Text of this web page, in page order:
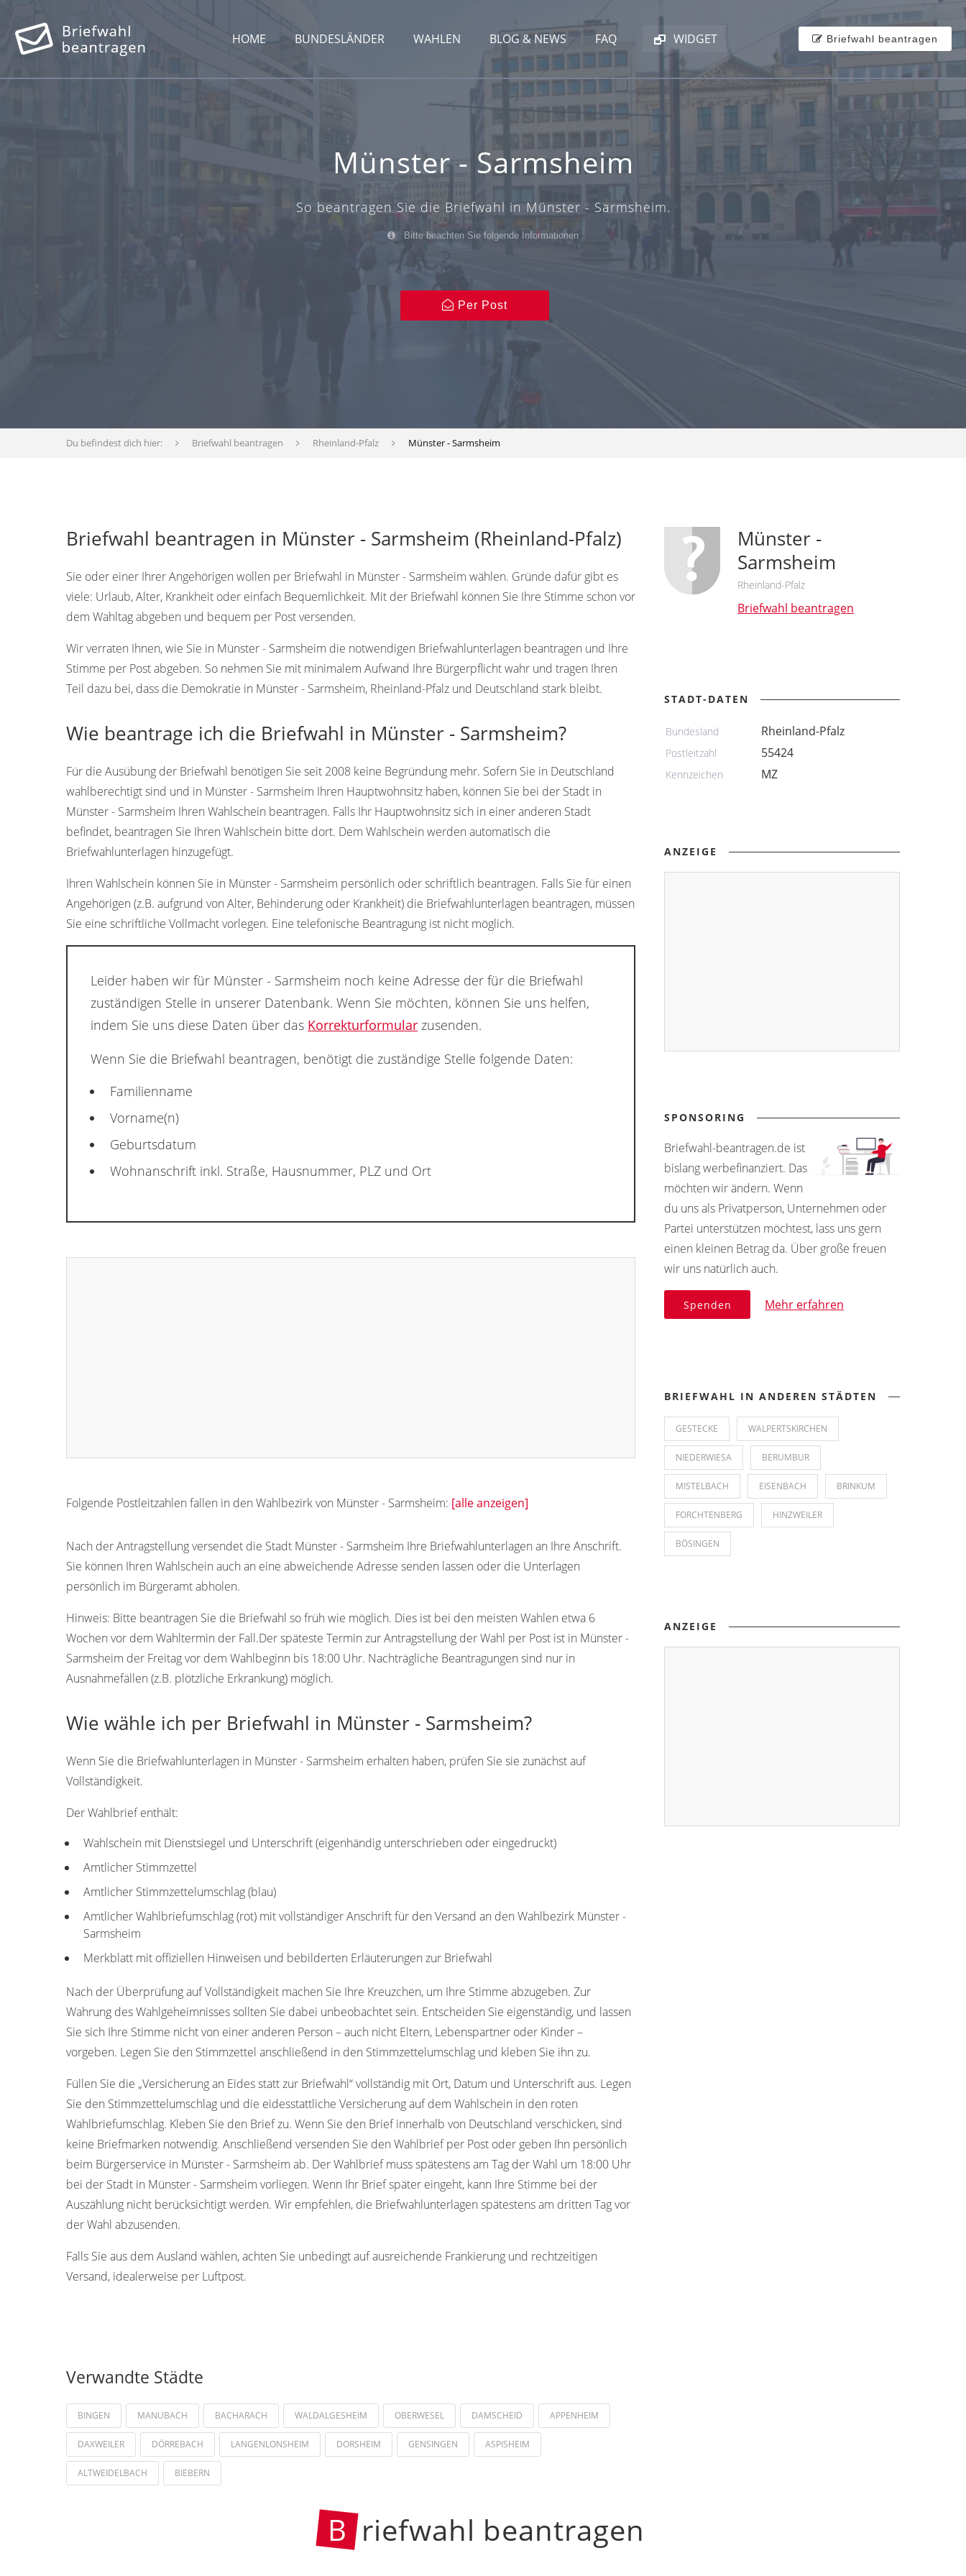
HOME BUNDESLÄNDER WAHLEN BLOG & NEWS FAQ WIDGET Briefwahl beantragen
Münster - Sarmsheim
So beantragen Sie die Briefwahl in Münster - Sarmsheim.
Bitte beachten Sie folgende Informationen
Per Post
Du befindest dich hier: Briefwahl beantragen Rheinland-Pfalz Münster - Sarmsheim
Briefwahl beantragen in Münster - Sarmsheim (Rheinland-Pfalz)
Sie oder einer Ihrer Angehörigen wollen per Briefwahl in Münster - Sarmsheim wählen. Gründe dafür gibt es
viele: Urlaub, Alter, Krankheit oder einfach Bequemlichkeit. Mit der Briefwahl können Sie Ihre Stimme schon vor
dem Wahltag abgeben und bequem per Post versenden.
Wir verraten Ihnen, wie Sie in Münster - Sarmsheim die notwendigen Briefwahlunterlagen beantragen und Ihre
Stimme per Post abgeben. So nehmen Sie mit minimalem Aufwand Ihre Bürgerpflicht wahr und tragen Ihren
Teil dazu bei, dass die Demokratie in Münster - Sarmsheim, Rheinland-Pfalz und Deutschland stark bleibt.
Wie beantrage ich die Briefwahl in Münster - Sarmsheim?
Für die Ausübung der Briefwahl benötigen Sie seit 2008 keine Begründung mehr. Sofern Sie in Deutschland
wahlberechtigt sind und in Münster - Sarmsheim Ihren Hauptwohnsitz haben, können Sie bei der Stadt in
Münster - Sarmsheim Ihren Wahlschein beantragen. Falls Ihr Hauptwohnsitz sich in einer anderen Stadt
befindet, beantragen Sie Ihren Wahlschein bitte dort. Dem Wahlschein werden automatisch die
Briefwahlunterlagen hinzugefügt.
Ihren Wahlschein können Sie in Münster - Sarmsheim persönlich oder schriftlich beantragen. Falls Sie für einen
Angehörigen (z.B. aufgrund von Alter, Behinderung oder Krankheit) die Briefwahlunterlagen beantragen, müssen
Sie eine schriftliche Vollmacht vorlegen. Eine telefonische Beantragung ist nicht möglich.
Leider haben wir für Münster - Sarmsheim noch keine Adresse der für die Briefwahl
zuständigen Stelle in unserer Datenbank. Wenn Sie möchten, können Sie uns helfen,
indem Sie uns diese Daten über das Korrekturformular zusenden.
Wenn Sie die Briefwahl beantragen, benötigt die zuständige Stelle folgende Daten:
Familienname
Vorname(n)
Geburtsdatum
Wohnanschrift inkl. Straße, Hausnummer, PLZ und Ort
Folgende Postleitzahlen fallen in den Wahlbezirk von Münster - Sarmsheim: [alle anzeigen]
Nach der Antragstellung versendet die Stadt Münster - Sarmsheim Ihre Briefwahlunterlagen an Ihre Anschrift.
Sie können Ihren Wahlschein auch an eine abweichende Adresse senden lassen oder die Unterlagen
persönlich im Bürgeramt abholen.
Hinweis: Bitte beantragen Sie die Briefwahl so früh wie möglich. Dies ist bei den meisten Wahlen etwa 6
Wochen vor dem Wahltermin der Fall.Der späteste Termin zur Antragstellung der Wahl per Post ist in Münster -
Sarmsheim der Freitag vor dem Wahlbeginn bis 18:00 Uhr. Nachträgliche Beantragungen sind nur in
Ausnahmefällen (z.B. plötzliche Erkrankung) möglich.
Wie wähle ich per Briefwahl in Münster - Sarmsheim?
Wenn Sie die Briefwahlunterlagen in Münster - Sarmsheim erhalten haben, prüfen Sie sie zunächst auf
Vollständigkeit.
Der Wahlbrief enthält:
Wahlschein mit Dienstsiegel und Unterschrift (eigenhändig unterschrieben oder eingedruckt)
Amtlicher Stimmzettel
Amtlicher Stimmzettelumschlag (blau)
Amtlicher Wahlbriefumschlag (rot) mit vollständiger Anschrift für den Versand an den Wahlbezirk Münster -
Sarmsheim
Merkblatt mit offiziellen Hinweisen und bebilderten Erläuterungen zur Briefwahl
Nach der Überprüfung auf Vollständigkeit machen Sie Ihre Kreuzchen, um Ihre Stimme abzugeben. Zur
Wahrung des Wahlgeheimnisses sollten Sie dabei unbeobachtet sein. Entscheiden Sie eigenständig, und lassen
Sie sich Ihre Stimme nicht von einer anderen Person – auch nicht Eltern, Lebenspartner oder Kinder –
vorgeben. Legen Sie den Stimmzettel anschließend in den Stimmzettelumschlag und kleben Sie ihn zu.
Füllen Sie die „Versicherung an Eides statt zur Briefwahl“ vollständig mit Ort, Datum und Unterschrift aus. Legen
Sie den Stimmzettelumschlag und die eidesstattliche Versicherung auf dem Wahlschein in den roten
Wahlbriefumschlag. Kleben Sie den Brief zu. Wenn Sie den Brief innerhalb von Deutschland verschicken, sind
keine Briefmarken notwendig. Anschließend versenden Sie den Wahlbrief per Post oder geben Ihn persönlich
beim Bürgerservice in Münster - Sarmsheim ab. Der Wahlbrief muss spätestens am Tag der Wahl um 18:00 Uhr
bei der Stadt in Münster - Sarmsheim vorliegen. Wenn Ihr Brief später eingeht, kann Ihre Stimme bei der
Auszählung nicht berücksichtigt werden. Wir empfehlen, die Briefwahlunterlagen spätestens am dritten Tag vor
der Wahl abzusenden.
Falls Sie aus dem Ausland wählen, achten Sie unbedingt auf ausreichende Frankierung und rechtzeitigen
Versand, idealerweise per Luftpost.
Verwandte Städte
BINGEN MANUBACH BACHARACH WALDALGESHEIM OBERWESEL DAMSCHEID APPENHEIM
DAXWEILER DÖRREBACH LANGENLONSHEIM DORSHEIM GENSINGEN ASPISHEIM
ALTWEIDELBACH BIEBERN
Münster -
Sarmsheim
Rheinland-Pfalz
Briefwahl beantragen
STADT-DATEN
Bundesland Rheinland-Pfalz
Postleitzahl 55424
Kennzeichen MZ
ANZEIGE
SPONSORING
Briefwahl-beantragen.de ist
bislang werbefinanziert. Das
möchten wir ändern. Wenn
du uns als Privatperson, Unternehmen oder
Partei unterstützen möchtest, lass uns gern
einen kleinen Betrag da. Über große freuen
wir uns natürlich auch.
Spenden Mehr erfahren
BRIEFWAHL IN ANDEREN STÄDTEN
GESTECKE WALPERTSKIRCHEN
NIEDERWIESA BERUMBUR
MISTELBACH EISENBACH BRINKUM
FORCHTENBERG HINZWEILER
BÖSINGEN
ANZEIGE
B riefwahl beantragen